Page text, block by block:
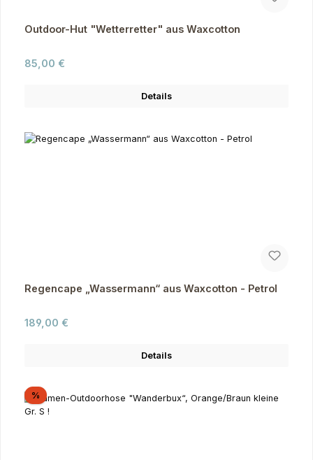
Outdoor-Hut "Wetterretter" aus Waxcotton
Regulärer Preis:
85,00 €
Details
Regencape „Wassermann“ aus Waxcotton - Petrol
Regulärer Preis:
189,00 €
Details
%Rabatt